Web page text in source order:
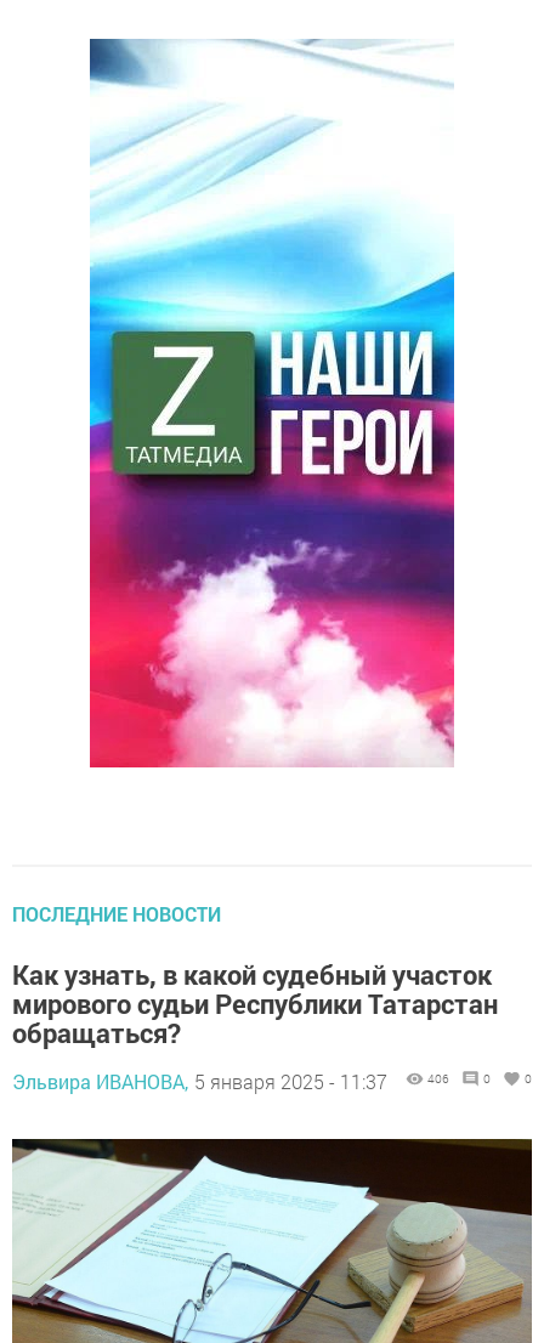
ПОСЛЕДНИЕ НОВОСТИ
Как узнать, в какой судебный участок
мирового судьи Республики Татарстан
обращаться?
Эльвира ИВАНОВА, 5 января 2025 - 11:37 406 0 0